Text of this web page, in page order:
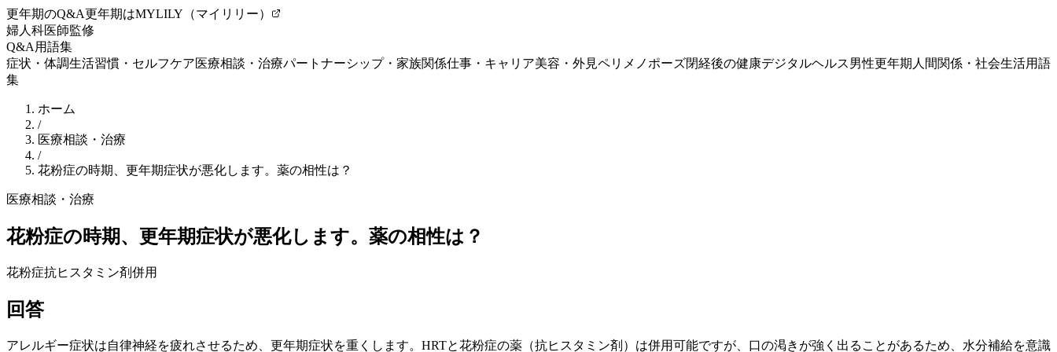
更年期のQ&A更年期はMYLILY（マイリリー）
婦人科医師監修
Q&A 用語集
症状・体調生活習慣・セルフケア医療相談・治療パートナーシップ・家族関係仕事・キャリア美容・外見ペリメノポーズ閉経後の健康デジタルヘルス男性更年期 人間関係・社会生活用語
集
ホーム
/
医療相談・治療
/
花粉症の時期、更年期症状が悪化します。薬の相性は？
医療相談・治療
花粉症の時期、更年期症状が悪化します。薬の相性は？
花粉症抗ヒスタミン剤併用
回答
アレルギー症状は自律神経を疲れさせるため、 更年期症状を重くします。 HRTと花粉症の薬（抗ヒスタミン剤）は併用可能ですが、口の渇きが強く出ることがあるため、水分補給を意識